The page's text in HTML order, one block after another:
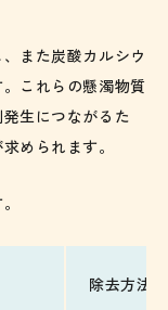
また炭酸カルシウ
これらの懸濁物質
生につながるた
められます。
除去方法